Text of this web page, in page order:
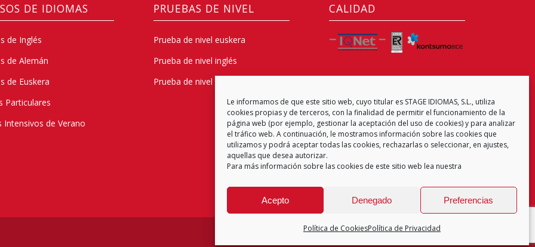
Le informamos de que este sitio web, cuyo titular es STAGE IDIOMAS, S.L., utiliza
cookies propias y de terceros, con la finalidad de permitir el funcionamiento de la
página web (por ejemplo, gestionar la aceptación del uso de cookies) y para analizar
el tráfico web. A continuación, le mostramos información sobre las cookies que
utilizamos y podrá aceptar todas las cookies, rechazarlas o seleccionar, en ajustes,
aquellas que desea autorizar.
Para más información sobre las cookies de este sitio web lea nuestra
Acepto Denegado Preferencias
Política de CookiesPolítica de Privacidad
DE IDIOMAS
de Inglés
de Alemán
de Euskera
Particulares
Intensivos de Verano
PRUEBAS DE NIVEL
Prueba de nivel euskera
Prueba de nivel inglés
Prueba de nivel alemán
CALIDAD
CENTRO EXAMINADOR
Política de Privacidad Aviso Legal Política de Cookies